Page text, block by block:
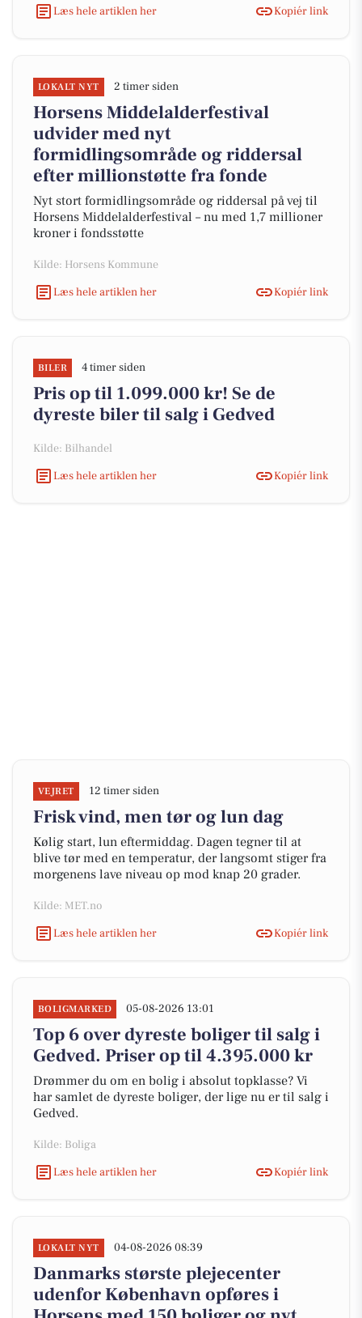
Læs hele artiklen her
Kopiér link
LOKALT NYT 2 timer siden
Horsens Middelalderfestival
udvider med nyt
formidlingsområde og riddersal
efter millionstøtte fra fonde
Nyt stort formidlingsområde og riddersal på vej til
Horsens Middelalderfestival – nu med 1,7 millioner
kroner i fondsstøtte
Kilde: Horsens Kommune
Læs hele artiklen her
Kopiér link
BILER 4 timer siden
Pris op til 1.099.000 kr! Se de
dyreste biler til salg i Gedved
Kilde: Bilhandel
Læs hele artiklen her
Kopiér link
VEJRET 12 timer siden
Frisk vind, men tør og lun dag
Kølig start, lun eftermiddag. Dagen tegner til at
blive tør med en temperatur, der langsomt stiger fra
morgenens lave niveau op mod knap 20 grader.
Kilde: MET.no
Læs hele artiklen her
Kopiér link
BOLIGMARKED 05-08-2026 13:01
Top 6 over dyreste boliger til salg i
Gedved. Priser op til 4.395.000 kr
Drømmer du om en bolig i absolut topklasse? Vi
har samlet de dyreste boliger, der lige nu er til salg i
Gedved.
Kilde: Boliga
Læs hele artiklen her
Kopiér link
LOKALT NYT 04-08-2026 08:39
Danmarks største plejecenter
udenfor København opføres i